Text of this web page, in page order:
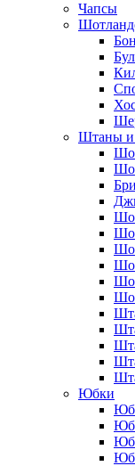
Чапсы
Штаны
Юбки